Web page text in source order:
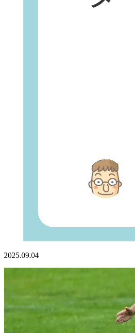
2025.09.04